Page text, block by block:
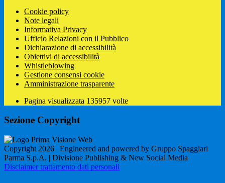
Cookie policy
Note legali
Informativa Privacy
Ufficio Relazioni con il Pubblico
Dichiarazione di accessibilità
Obiettivi di accessibilità
Whistleblowing
Gestione consensi cookie
Amministrazione trasparente
Pagina visualizzata 135957 volte
Sezione Copyright
Copyright 2026 | Engineered and powered by Gruppo Spaggiari
Parma S.p.A. | Divisione Publishing & New Social Media
Disclaimer trattamento dati personali